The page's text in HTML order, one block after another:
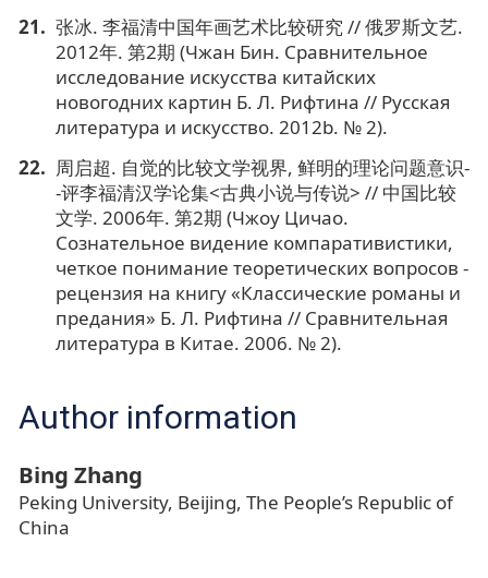
张冰. 李福清中国年画艺术比较研究 // 俄罗斯文艺.
2012年. 第2期 (Чжан Бин. Сравнительное
исследование искусства китайских
новогодних картин Б. Л. Рифтина // Русская
литература и искусство. 2012b. № 2).
周启超. 自觉的比较文学视界, 鲜明的理论问题意识-
-评李福清汉学论集<古典小说与传说> // 中国比较
文学. 2006年. 第2期 (Чжоу Цичао.
Сознательное видение компаративистики,
четкое понимание теоретических вопросов -
рецензия на книгу «Классические романы и
предания» Б. Л. Рифтина // Сравнительная
литература в Китае. 2006. № 2).
Author information
Bing Zhang
Peking University, Beijing, The People’s Republic of
China